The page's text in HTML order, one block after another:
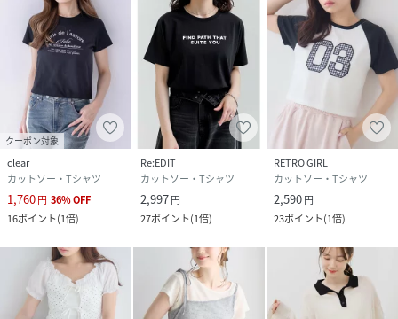
クーポン対象
clear
カットソー・Tシャツ
1,760円 36%OFF
16ポイント(1倍)
Re:EDIT
カットソー・Tシャツ
2,997円
27ポイント(1倍)
RETRO GIRL
カットソー・Tシャツ
2,590円
23ポイント(1倍)